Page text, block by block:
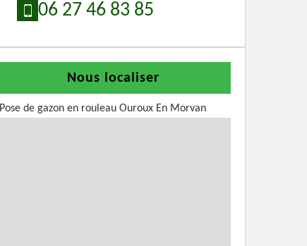
06 27 46 83 85
Nous localiser
Pose de gazon en rouleau Ouroux En Morvan